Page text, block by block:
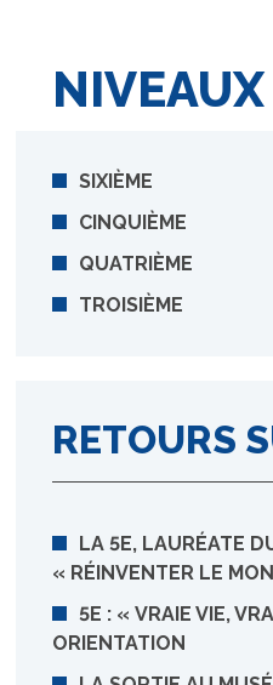
NIVEAUX
SIXIÈME
CINQUIÈME
QUATRIÈME
TROISIÈME
RETOURS
LA 5E, LAURÉATE
« RÉINVENTER LE
5E : « VRAIE VIE,
ORIENTATION